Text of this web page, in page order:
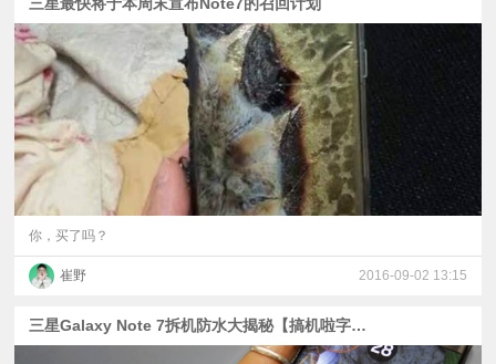
你，买了吗？
崔野 2016-09-02 13:15
三星Galaxy Note 7拆机防水大揭秘【搞机啦字幕组】